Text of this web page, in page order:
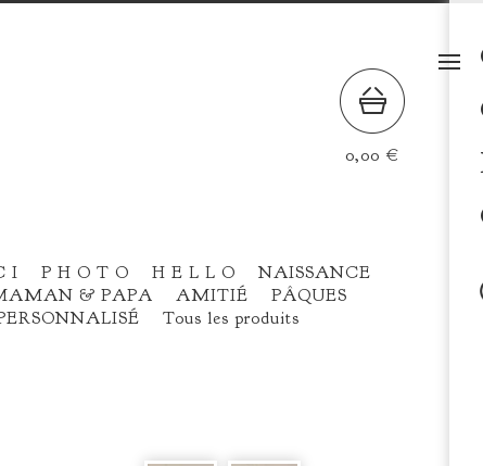
0,00 €
I P H O T O H E L L O
NAISSANCE
& PAPA AMITIÉ
PÂQUES
Tous les produits